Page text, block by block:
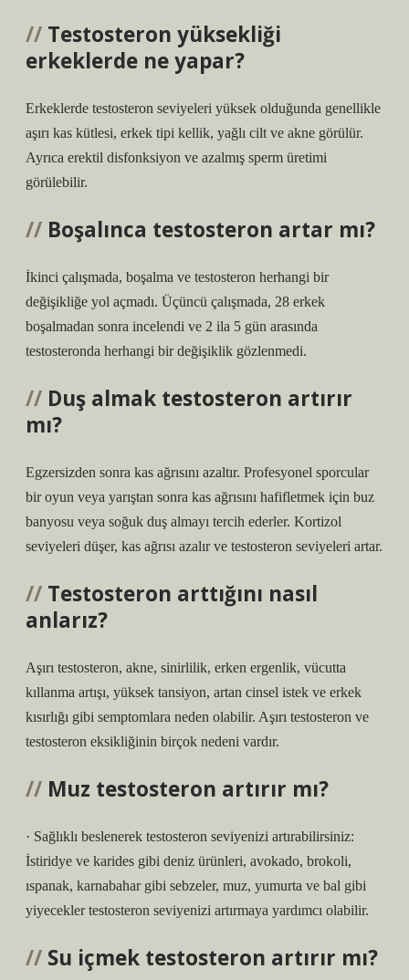
Testosteron yüksekliği
erkeklerde ne yapar?
Erkeklerde testosteron seviyeleri yüksek olduğunda genellikle
aşırı kas kütlesi, erkek tipi kellik, yağlı cilt ve akne görülür.
Ayrıca erektil disfonksiyon ve azalmış sperm üretimi
görülebilir.
Boşalınca testosteron artar mı?
İkinci çalışmada, boşalma ve testosteron herhangi bir
değişikliğe yol açmadı. Üçüncü çalışmada, 28 erkek
boşalmadan sonra incelendi ve 2 ila 5 gün arasında
testosteronda herhangi bir değişiklik gözlenmedi.
Duş almak testosteron artırır
mı?
Egzersizden sonra kas ağrısını azaltır. Profesyonel sporcular
bir oyun veya yarıştan sonra kas ağrısını hafifletmek için buz
banyosu veya soğuk duş almayı tercih ederler. Kortizol
seviyeleri düşer, kas ağrısı azalır ve testosteron seviyeleri artar.
Testosteron arttığını nasıl
anlarız?
Aşırı testosteron, akne, sinirlilik, erken ergenlik, vücutta
kıllanma artışı, yüksek tansiyon, artan cinsel istek ve erkek
kısırlığı gibi semptomlara neden olabilir. Aşırı testosteron ve
testosteron eksikliğinin birçok nedeni vardır.
Muz testosteron artırır mı?
· Sağlıklı beslenerek testosteron seviyenizi artırabilirsiniz:
İstiridye ve karides gibi deniz ürünleri, avokado, brokoli,
ıspanak, karnabahar gibi sebzeler, muz, yumurta ve bal gibi
yiyecekler testosteron seviyenizi artırmaya yardımcı olabilir.
Su içmek testosteron artırır mı?